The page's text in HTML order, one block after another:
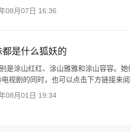
08月07日 16:36
是什么狐妖的
是涂山红红、涂山雅雅和涂山容容。
视剧的同时，也可以点击下方链接来
08月01日 19:34